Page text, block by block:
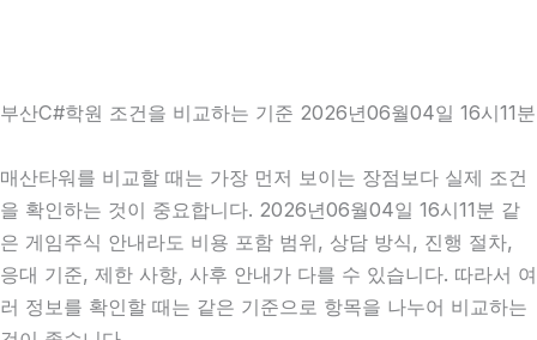
부산C#학원 조건을 비교하는 기준 2026년06월04일 16시11분
매산타워를 비교할 때는 가장 먼저 보이는 장점보다 실제 조건
을 확인하는 것이 중요합니다. 2026년06월04일 16시11분 같
은 게임주식 안내라도 비용 포함 범위, 상담 방식, 진행 절차,
응대 기준, 제한 사항, 사후 안내가 다를 수 있습니다. 따라서 여
러 정보를 확인할 때는 같은 기준으로 항목을 나누어 비교하는